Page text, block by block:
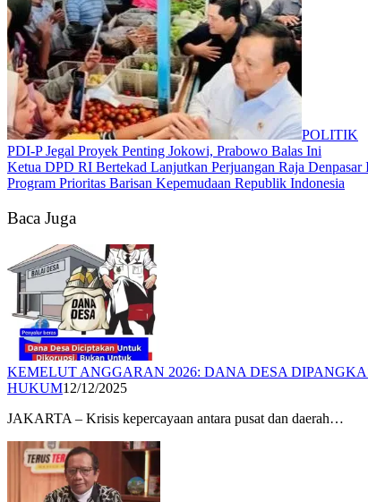
POLITIK
PDI-P Jegal Proyek Penting Jokowi, Prabowo Balas Ini
Ketua DPD RI Bertekad Lanjutkan Perjuangan Raja Denpasar
Program Prioritas Barisan Kepemudaan Republik Indonesia
Baca Juga
KEMELUT ANGGARAN 2026: DANA DESA
HUKUM12/12/2025
JAKARTA – Krisis kepercayaan antara pusat dan daerah…